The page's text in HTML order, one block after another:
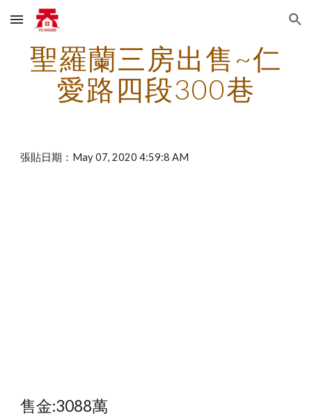
Skip to main content Skip to navigation
聖羅蘭三房出售~仁
愛路四段300巷
張貼日期：May 07, 2020 4:59:8 AM
售金:3088萬